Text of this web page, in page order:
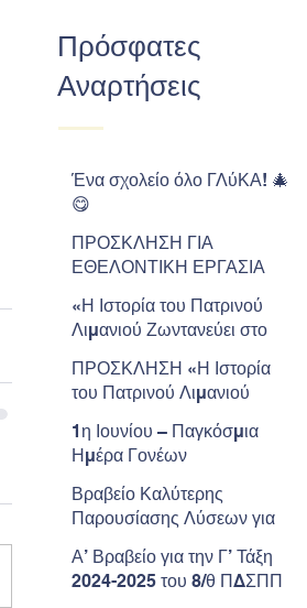
Πρόσφατες
Αναρτήσεις
Ένα σχολείο όλο ΓΛύΚΑ! 🎄
😋
ΠΡΟΣΚΛΗΣΗ ΓΙΑ
ΕΘΕΛΟΝΤΙΚΗ ΕΡΓΑΣΙΑ
«Η Ιστορία του Πατρινού
Λιμανιού Ζωντανεύει στο
ΠΡΟΣΚΛΗΣΗ «Η Ιστορία
του Πατρινού Λιμανιού
1η Ιουνίου – Παγκόσμια
Ημέρα Γονέων
Βραβείο Καλύτερης
Παρουσίασης Λύσεων για
το Νηπιαγωγείο μας.
Α’ Βραβείο για την Γ’ Τάξη
2024-2025 του 8/θ ΠΔΣΠΠ